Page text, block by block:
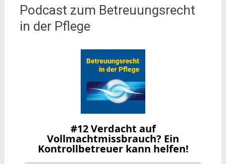
Podcast zum Betreuungsrecht
in der Pflege